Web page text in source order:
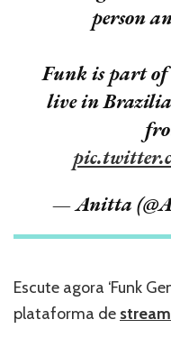
person
Funk is part of
live in
— Anitta
Escute agora ‘Funk
plataforma de